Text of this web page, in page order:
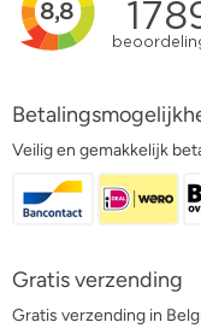
Veilig en gemakkelijk
Gratis verzending
Gratis verzending in